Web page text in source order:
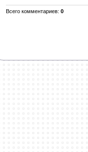
Всего комментариев: 0